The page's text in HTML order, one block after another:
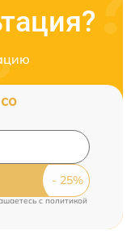
cполитикой